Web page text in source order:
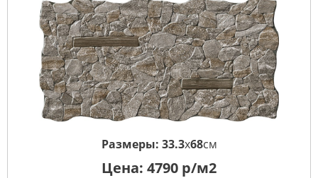
Размеры: 33.3x68см
Цена: 4790 р/м2